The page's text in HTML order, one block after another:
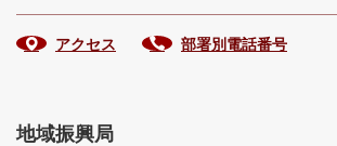
アクセス 部署別電話番号
地域振興局